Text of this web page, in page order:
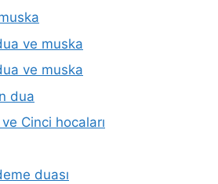
ve muska
ve muska
dua
Cinci hocaları
duası